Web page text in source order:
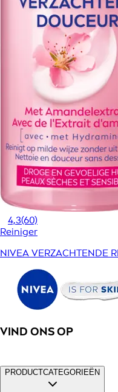
4,3(60)
Reiniger
NIVEA VERZACHTENDE
VIND ONS OP
PRODUCTCATEGORIEËN